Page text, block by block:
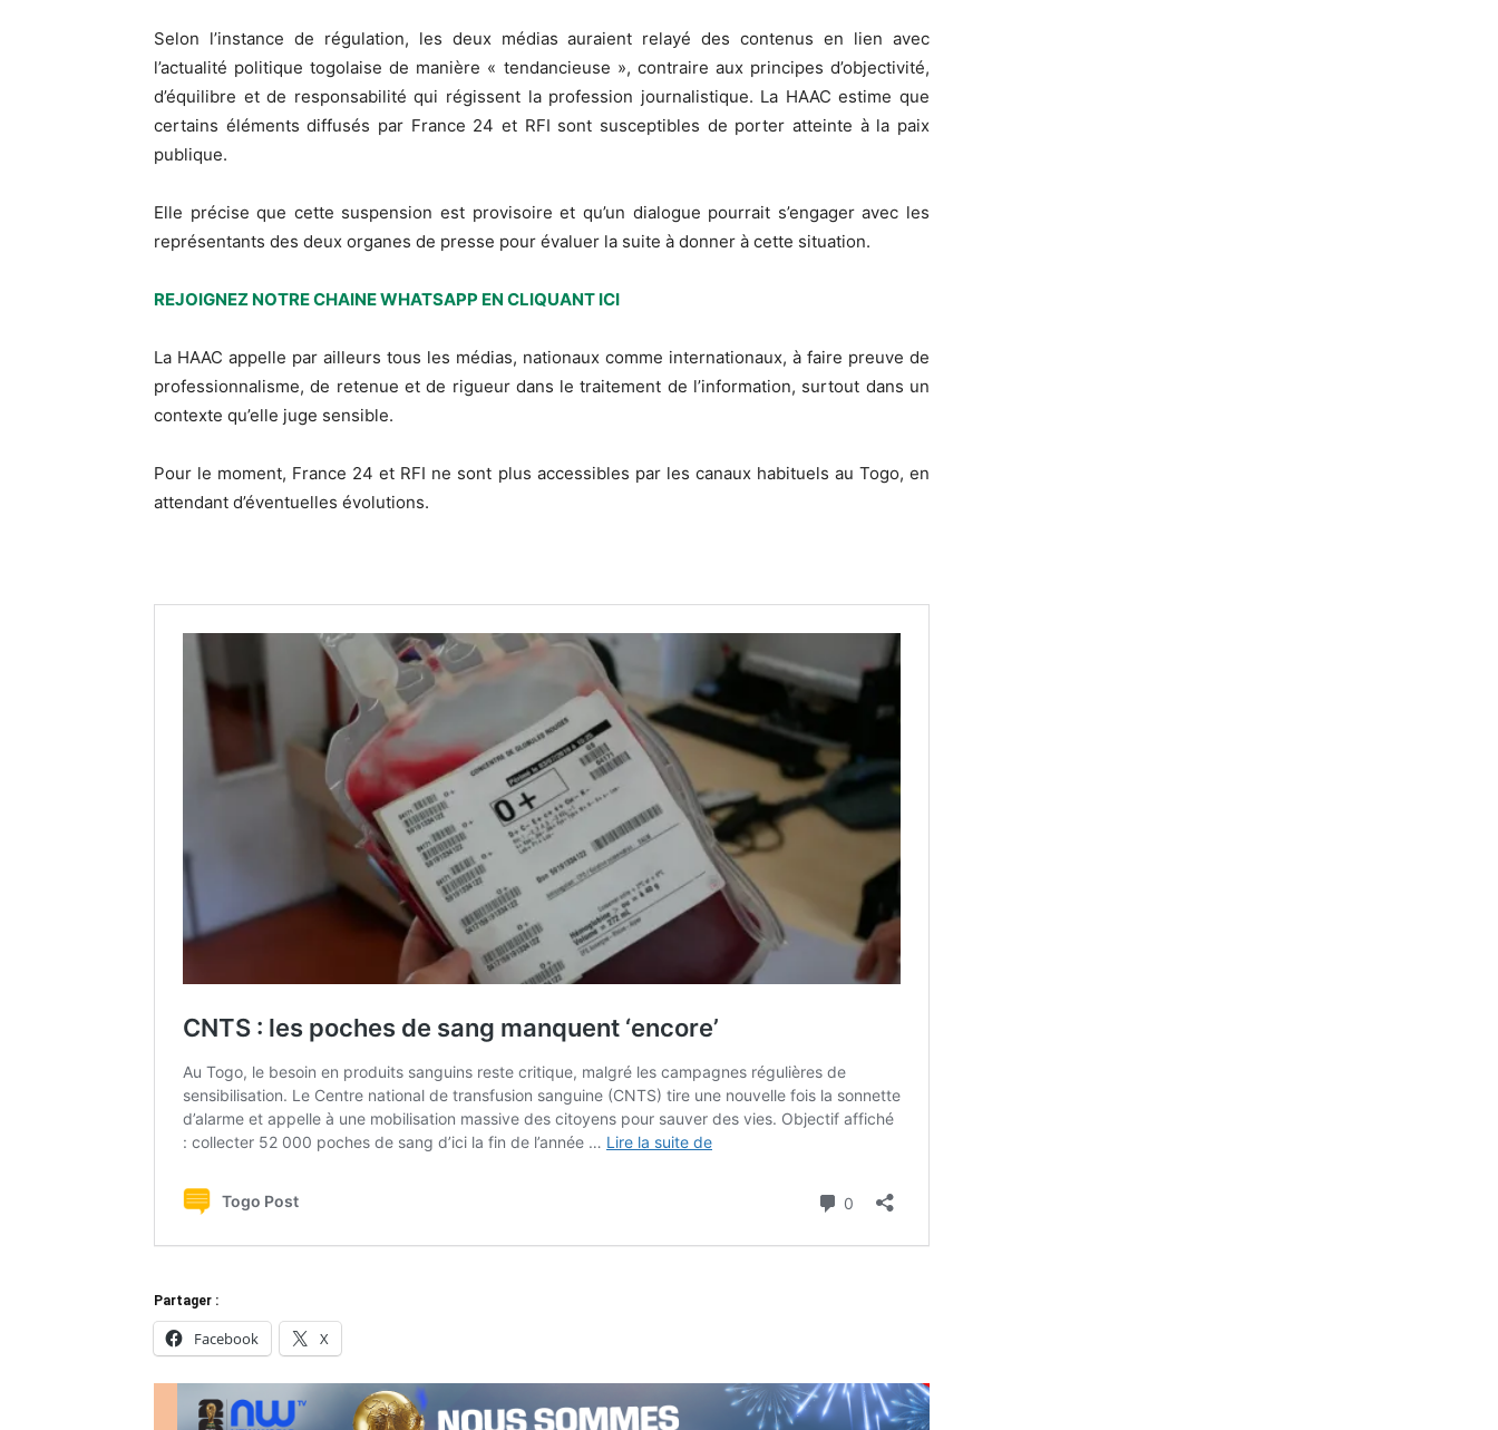
Selon l’instance de régulation, les deux médias auraient relayé des contenus en lien avec
l’actualité politique togolaise de manière « tendancieuse », contraire aux principes d’objectivité,
d’équilibre et de responsabilité qui régissent la profession journalistique. La HAAC estime que
certains éléments diffusés par France 24 et RFI sont susceptibles de porter atteinte à la paix
publique.
Elle précise que cette suspension est provisoire et qu’un dialogue pourrait s’engager avec les
représentants des deux organes de presse pour évaluer la suite à donner à cette situation.
REJOIGNEZ NOTRE CHAINE WHATSAPP EN CLIQUANT ICI
La HAAC appelle par ailleurs tous les médias, nationaux comme internationaux, à faire preuve de
professionnalisme, de retenue et de rigueur dans le traitement de l’information, surtout dans un
contexte qu’elle juge sensible.
Pour le moment, France 24 et RFI ne sont plus accessibles par les canaux habituels au Togo, en
attendant d’éventuelles évolutions.
Partager :
Facebook X